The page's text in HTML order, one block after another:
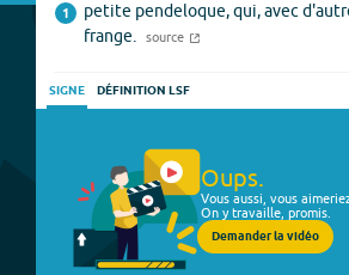
1
petite pendeloque, qui, avec
frange.
source
SIGNE DÉFINITION LSF
Oups.
Vous aussi, vous
On y travaille, promis.
Demander la vidéo